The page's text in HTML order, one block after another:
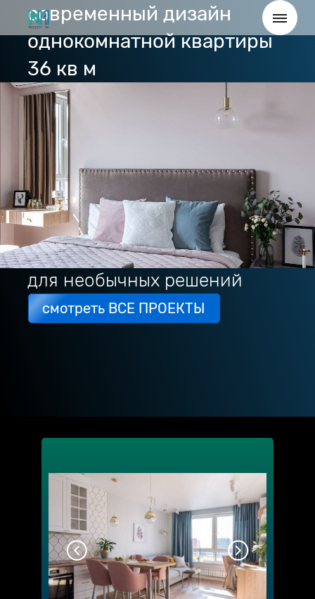
современный дизайн
однокомнатной квартиры
36 кв м
для необычных решений
смотреть ВСЕ ПРОЕКТЫ